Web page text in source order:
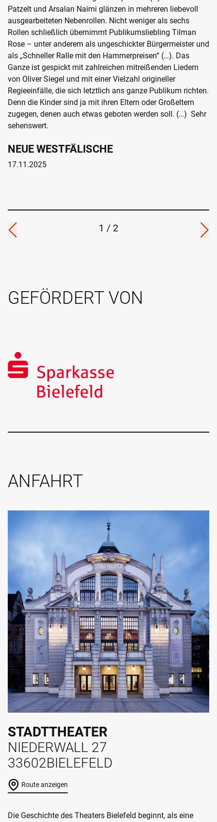
Patzelt und Arsalan Naimi glänzen in mehreren liebevoll
ausgearbeiteten Nebenrollen. Nicht weniger als sechs
Rollen schließlich übernimmt Publikumsliebling Tilman
Rose – unter anderem als ungeschickter Bürgermeister und
als „Schneller Ralle mit den Hammerpreisen“ (…). Das
Ganze ist gespickt mit zahlreichen mitreißenden Liedern
von Oliver Siegel und mit einer Vielzahl origineller
Regieeinfälle, die sich letztlich ans ganze Publikum richten.
Denn die Kinder sind ja mit ihren Eltern oder Großeltern
zugegen, denen auch etwas geboten werden soll. (…) Sehr
sehenswert.
NEUE WESTFÄLISCHE
17.11.2025
1 / 2
GEFÖRDERT VON
ANFAHRT
STADTTHEATER
NIEDERWALL 27
33602BIELEFELD
Route anzeigen
Die Geschichte des Theaters Bielefeld beginnt, als eine